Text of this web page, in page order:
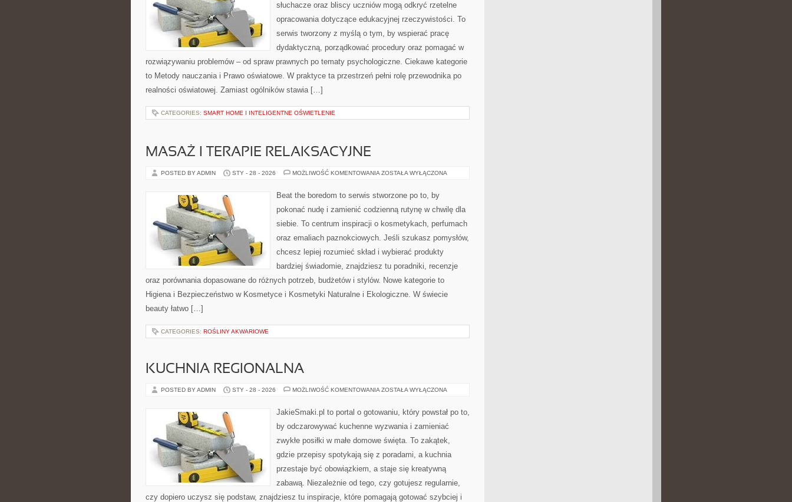
słuchacze oraz bliscy uczniów mogą odkryć rzetelne
opracowania dotyczące edukacyjnej rzeczywistości. To
serwis tworzony z myślą o tym, by wspierać pracę
dydaktyczną, porządkować procedury oraz pomagać w
rozwiązywaniu problemów – od spraw prawnych po tematy psychologiczne. Ciekawe kategorie
to Metody nauczania i Prawo oświatowe. W praktyce ta przestrzeń pełni rolę przewodnika po
realności oświatowej. Zamiast ogólników stawia […]
CATEGORIES: SMART HOME I INTELIGENTNE OŚWIETLENIE
MASAŻ I TERAPIE RELAKSACYJNE
POSTED BY ADMIN STY - 28 - 2026 MOŻLIWOŚĆ KOMENTOWANIA MASAŻ
RELAKSACYJNE
ZOSTAŁA WYŁĄCZONA
Beat the boredom to serwis stworzone po to, by
pokonać nudę i zamienić codzienną rutynę w chwilę dla
siebie. To centrum inspiracji o kosmetykach, perfumach
oraz emaliach paznokciowych. Jeśli szukasz pomysłów,
chcesz lepiej rozumieć skład i wybierać produkty
bardziej świadomie, znajdziesz tu poradniki, recenzje
oraz porównania dopasowane do różnych potrzeb, budżetów i stylów. Nowe kategorie to
Higiena i Bezpieczeństwo w Kosmetyce i Kosmetyki Naturalne i Ekologiczne. W świecie
beauty łatwo […]
CATEGORIES: ROŚLINY AKWARIOWE
KUCHNIA REGIONALNA
POSTED BY ADMIN STY - 28 - 2026 MOŻLIWOŚĆ KOMENTOWANIA KUCHNIA
ZOSTAŁA WYŁĄCZONA
JakieSmaki.pl to portal o gotowaniu, który powstał po to,
by odczarowywać kuchenne wyzwania i zamieniać
zwykłe posiłki w małe domowe święta. To zakątek,
gdzie przepisy spotykają się z poradami, a kuchnia
przestaje być obowiązkiem, a staje się kreatywną
zabawą. Niezależnie od tego, czy gotujesz regularnie,
czy dopiero uczysz się podstaw, znajdziesz tu inspiracje, które pomagają gotować szybciej i